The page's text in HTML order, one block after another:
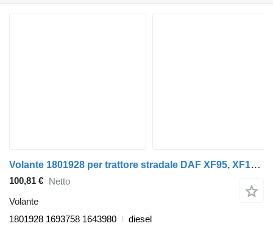
Volante 1801928 per trattore stradale DAF XF95, XF105 (2001-2014)
100,81 € Netto
Volante
1801928 1693758 1643980
diesel